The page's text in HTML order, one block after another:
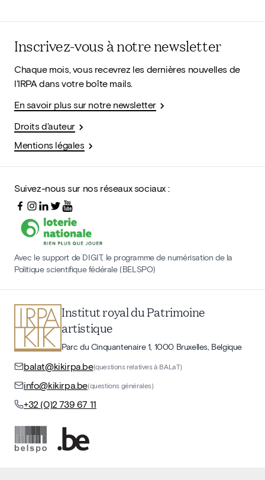
Inscrivez-vous à notre newsletter
Chaque mois, vous recevrez les dernières nouvelles de
l'IRPA dans votre boîte mails.
En savoir plus sur notre newsletter
Droits d'auteur
Mentions légales
Suivez-nous sur nos réseaux sociaux :
Avec le support de DIGIT, le programme de numérisation de la
Politique scientifique fédérale (BELSPO)
Institut royal du Patrimoine
artistique
Parc du Cinquantenaire 1, 1000 Bruxelles, Belgique
balat@kikirpa.be(questions relatives à BALaT)
info@kikirpa.be(questions générales)
+32 (0)2 739 67 11